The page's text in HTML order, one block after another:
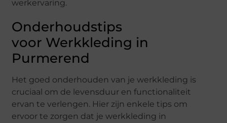
werkervaring.
Onderhoudstips
voor Werkkleding in
Purmerend
Het goed onderhouden van je werkkleding is
cruciaal om de levensduur en functionaliteit
ervan te verlengen. Hier zijn enkele tips om
ervoor te zorgen dat je werkkleding in